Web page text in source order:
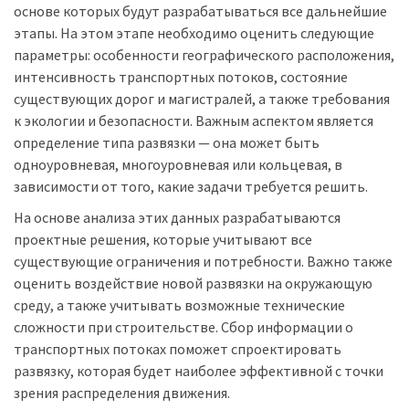
основе которых будут разрабатываться все дальнейшие
этапы. На этом этапе необходимо оценить следующие
параметры: особенности географического расположения,
интенсивность транспортных потоков, состояние
существующих дорог и магистралей, а также требования
к экологии и безопасности. Важным аспектом является
определение типа развязки — она может быть
одноуровневая, многоуровневая или кольцевая, в
зависимости от того, какие задачи требуется решить.
На основе анализа этих данных разрабатываются
проектные решения, которые учитывают все
существующие ограничения и потребности. Важно также
оценить воздействие новой развязки на окружающую
среду, а также учитывать возможные технические
сложности при строительстве. Сбор информации о
транспортных потоках поможет спроектировать
развязку, которая будет наиболее эффективной с точки
зрения распределения движения.